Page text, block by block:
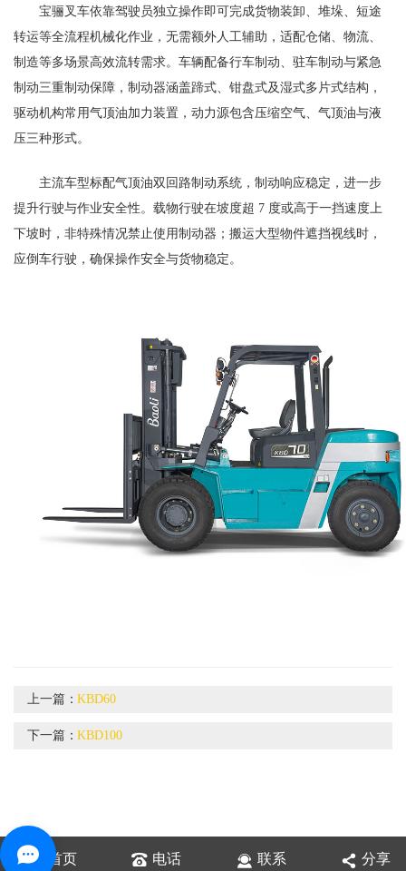
宝骊叉车依靠驾驶员独立操作即可完成货物装卸、堆垛、短途
转运等全流程机械化作业，无需额外人工辅助，适配仓储、物流、
制造等多场景高效流转需求。车辆配备行车制动、驻车制动与紧急
制动三重制动保障，制动器涵盖蹄式、钳盘式及湿式多片式结构，
驱动机构常用气顶油加力装置，动力源包含压缩空气、气顶油与液
压三种形式。
主流车型标配气顶油双回路制动系统，制动响应稳定，进一步
提升行驶与作业安全性。载物行驶在坡度超 7 度或高于一挡速度上
下坡时，非特殊情况禁止使用制动器；搬运大型物件遮挡视线时，
应倒车行驶，确保操作安全与货物稳定。
上一篇：KBD60
下一篇：KBD100
首页 电话 联系 分享